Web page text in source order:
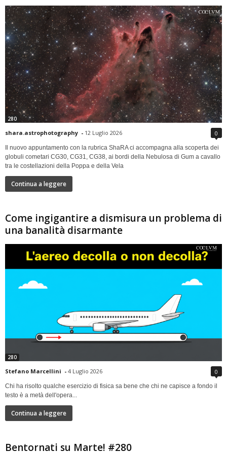
280
shara.astrophotography - 12 Luglio 2026 0
Il nuovo appuntamento con la rubrica ShaRA ci accompagna alla scoperta dei
globuli cometari CG30, CG31, CG38, ai bordi della Nebulosa di Gum a cavallo
tra le costellazioni della Poppa e della Vela
Continua a leggere
Come ingigantire a dismisura un problema di
una banalità disarmante
280
Stefano Marcellini - 4 Luglio 2026 0
Chi ha risolto qualche esercizio di fisica sa bene che chi ne capisce a fondo il
testo è a metà dell'opera...
Continua a leggere
Bentornati su Marte! #280